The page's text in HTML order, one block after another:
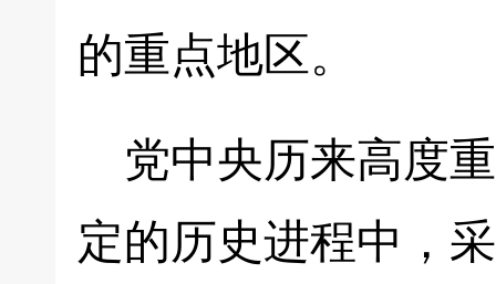
的重点地区。
党中央历来高度
定的历史进程中，